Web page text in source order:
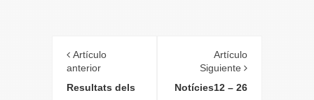
Artículo
anterior
Resultats dels
Artículo
Siguiente
Notícies12 – 26